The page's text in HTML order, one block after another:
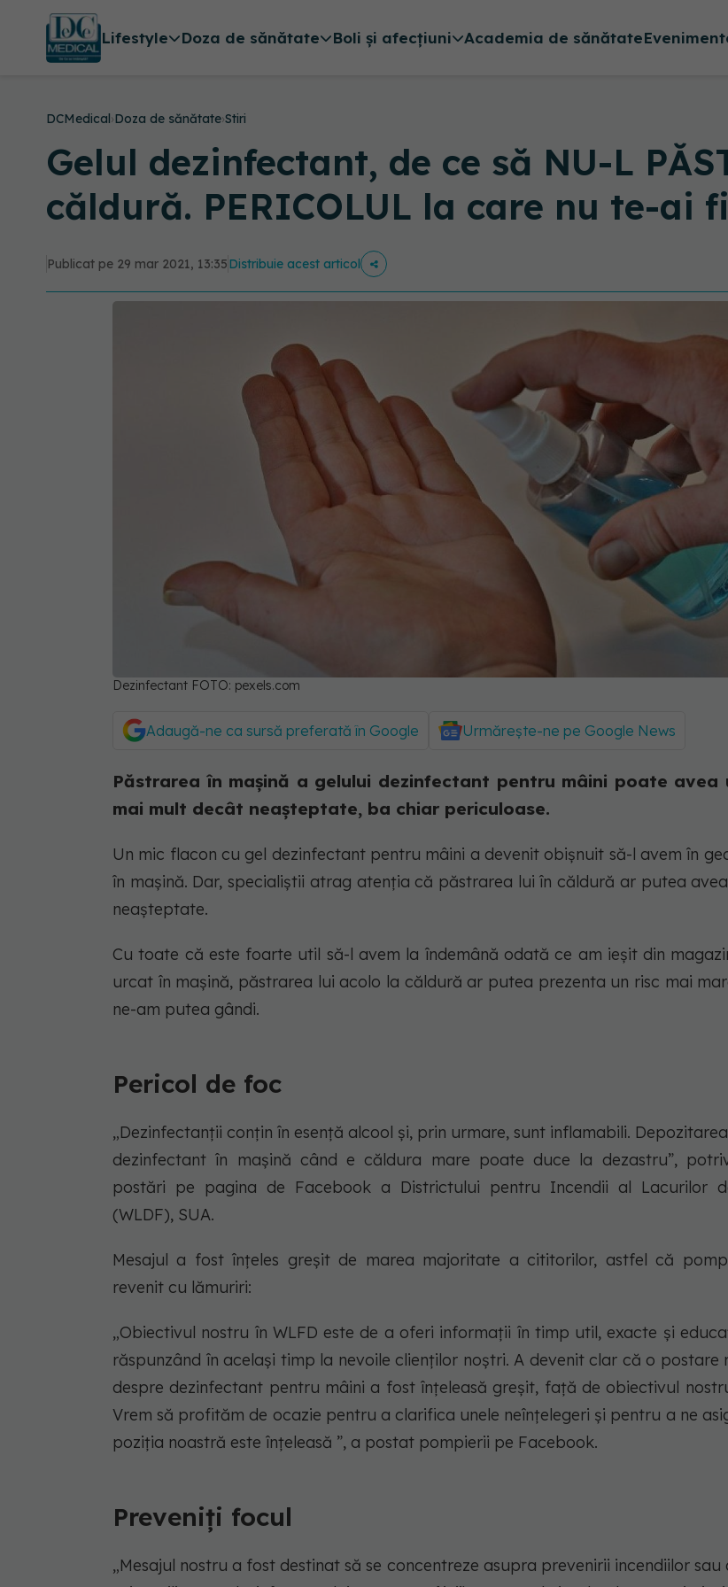
Lifestyle Doza de sănătate Boli și afecțiuni Academia de sănătate
DCMedical›Doza de sănătate›Stiri
Gelul dezinfectant, de ce să NU-L
căldură. PERICOLUL la care nu te-ai
Publicat pe 29 mar 2021, 13:35Distribuie acest articol
Dezinfectant FOTO: pexels.com
Adaugă-ne ca sursă preferată în Google Urmărește-ne pe Google News
Păstrarea în mașină a gelului dezinfectant pentru mâini poate avea
mai mult decât neașteptate, ba chiar periculoase.
Un mic flacon cu gel dezinfectant pentru mâini a devenit obișnuit să-l avem în
în mașină. Dar, specialiștii atrag atenția că păstrarea lui în căldură ar putea
neașteptate.
Cu toate că este foarte util să-l avem la îndemână odată ce am ieșit din
urcat în mașină, păstrarea lui acolo la căldură ar putea prezenta un risc mai
ne-am putea gândi.
Pericol de foc
„Dezinfectanții conțin în esență alcool și, prin urmare, sunt inflamabili.
dezinfectant în mașină când e căldura mare poate duce la dezastru”,
postări pe pagina de Facebook a Districtului pentru Incendii al Lacurilor
(WLDF), SUA.
Mesajul a fost înțeles greșit de marea majoritate a cititorilor, astfel că
revenit cu lămuriri:
„Obiectivul nostru în WLFD este de a oferi informații în timp util, exacte și
răspunzând în același timp la nevoile clienților noștri. A devenit clar că o postare
despre dezinfectant pentru mâini a fost înțeleasă greșit, față de obiectivul
Vrem să profităm de ocazie pentru a clarifica unele neînțelegeri și pentru a ne
poziția noastră este înțeleasă ”, a postat pompierii pe Facebook.
Preveniți focul
„Mesajul nostru a fost destinat să se concentreze asupra prevenirii incendiilor sau